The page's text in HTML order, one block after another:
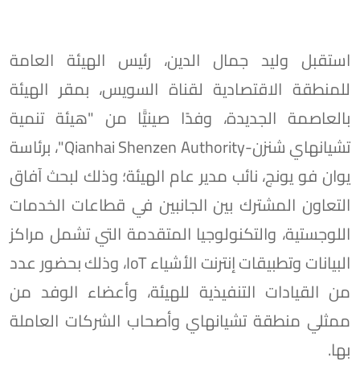
استقبل وليد جمال الدين، رئيس الهيئة العامة
للمنطقة الاقتصادية لقناة السويس، بمقر الهيئة
بالعاصمة الجديدة، وفدًا صينيًّا من "هيئة تنمية
تشيانهاي شنزن-Qianhai Shenzen Authority"، برئاسة
يوان فو يونج، نائب مدير عام الهيئة؛ وذلك لبحث آفاق
التعاون المشترك بين الجانبين في قطاعات الخدمات
اللوجستية، والتكنولوجيا المتقدمة التي تشمل مراكز
البيانات وتطبيقات إنترنت الأشياء IoT، وذلك بحضور عدد
من القيادات التنفيذية للهيئة، وأعضاء الوفد من
ممثلي منطقة تشيانهاي وأصحاب الشركات العاملة
بها.